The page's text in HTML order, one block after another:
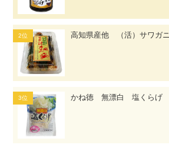
高知県産他 （活）サワガニ
かね徳 無漂白 塩くらげ